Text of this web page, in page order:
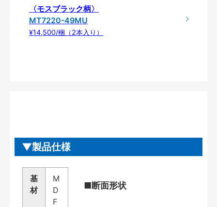
〈モスブラック柄〉
MT7220-49MU
¥14,500/梱（2本入り）
製品仕様
基
材
M
D
F
■断面形状